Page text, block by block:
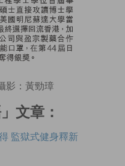
影：黃勁璋
文章：
監獄式健身釋新